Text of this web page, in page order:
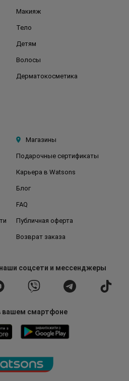
Макияж
Тело
Детям
Волосы
Дерматокосметика
Магазины
Подарочные сертификаты
Карьера в Watsons
Блог
FAQ
Публичная оферта
Возврат заказа
соцсети и мессенджеры
вашем смартфоне